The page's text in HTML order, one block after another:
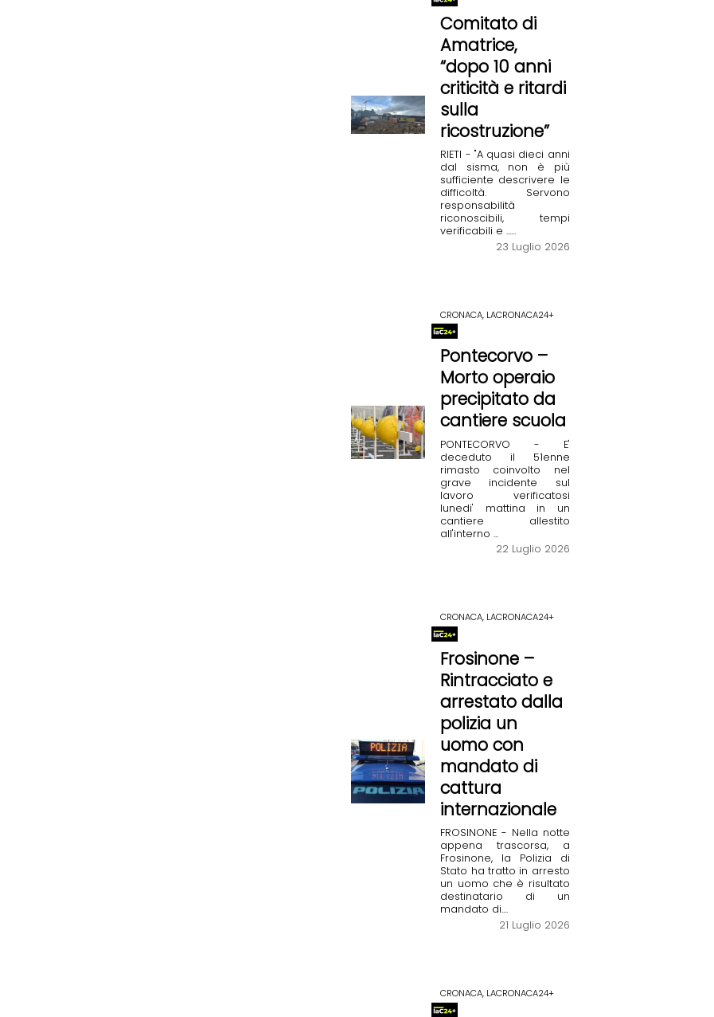
Comitato di
Amatrice,
“dopo 10 anni
criticità e ritardi
sulla
ricostruzione”
RIETI - "A quasi dieci anni
dal sisma, non è più
sufficiente descrivere le
difficoltà. Servono
responsabilità
riconoscibili, tempi
verificabili e ......
23 Luglio 2026
CRONACA, LACRONACA24+
Pontecorvo –
Morto operaio
precipitato da
cantiere scuola
PONTECORVO - E'
deceduto il 51enne
rimasto coinvolto nel
grave incidente sul
lavoro verificatosi
lunedi' mattina in un
cantiere allestito
all'interno ...
22 Luglio 2026
CRONACA, LACRONACA24+
Frosinone –
Rintracciato e
arrestato dalla
polizia un
uomo con
mandato di
cattura
internazionale
FROSINONE - Nella notte
appena trascorsa, a
Frosinone, la Polizia di
Stato ha tratto in arresto
un uomo che è risultato
destinatario di un
mandato di....
21 Luglio 2026
CRONACA, LACRONACA24+